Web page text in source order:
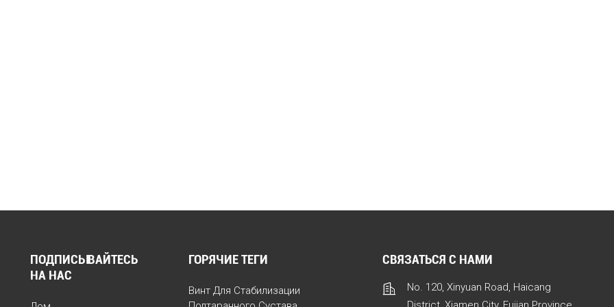
ПОДПИСЫВАЙТЕСЬ
НА НАС
ГОРЯЧИЕ ТЕГИ
Винт Для Стабилизации
СВЯЗАТЬСЯ С НАМИ
No. 120, Xinyuan Road, Haicang